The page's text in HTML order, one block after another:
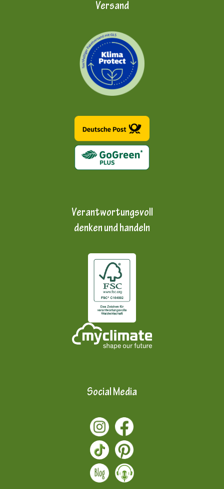
Versand
Verantwortungsvoll
denken und handeln
Social Media